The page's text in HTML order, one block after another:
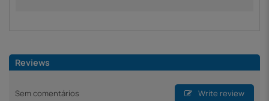
Reviews
Sem comentários Write review